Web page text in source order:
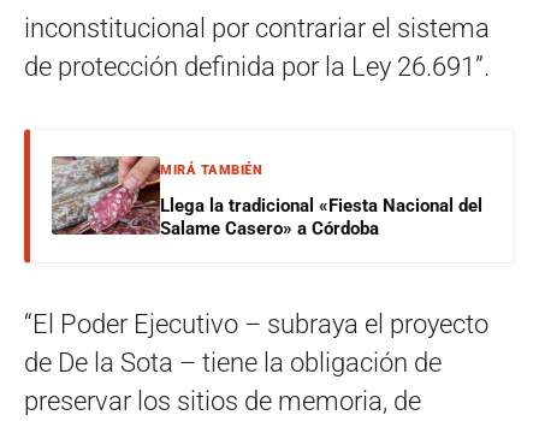
inconstitucional por contrariar el sistema
de protección definida por la Ley 26.691”.
MIRÁ TAMBIÉN
Llega la tradicional «Fiesta Nacional del
Salame Casero» a Córdoba
“El Poder Ejecutivo – subraya el proyecto
de De la Sota – tiene la obligación de
preservar los sitios de memoria, de